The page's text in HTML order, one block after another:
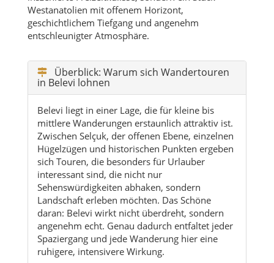
Westanatolien mit offenem Horizont,
geschichtlichem Tiefgang und angenehm
entschleunigter Atmosphäre.
Überblick: Warum sich Wandertouren
in Belevi lohnen
Belevi liegt in einer Lage, die für kleine bis
mittlere Wanderungen erstaunlich attraktiv ist.
Zwischen Selçuk, der offenen Ebene, einzelnen
Hügelzügen und historischen Punkten ergeben
sich Touren, die besonders für Urlauber
interessant sind, die nicht nur
Sehenswürdigkeiten abhaken, sondern
Landschaft erleben möchten. Das Schöne
daran: Belevi wirkt nicht überdreht, sondern
angenehm echt. Genau dadurch entfaltet jeder
Spaziergang und jede Wanderung hier eine
ruhigere, intensivere Wirkung.